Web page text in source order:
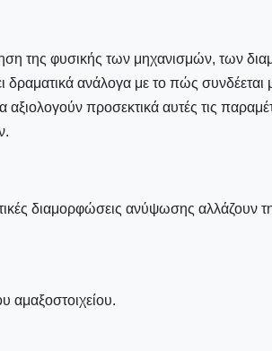
της φυσικής των μηχανισμών, των
ανάλογα με το πώς συνδέεται
προσεκτικά αυτές τις
διαμορφώσεις ανύψωσης αλλάζουν
αμαξοστοιχείου.